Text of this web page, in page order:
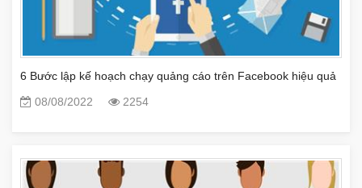
6 Bước lập kế hoạch chạy quảng cáo trên Facebook hiệu quả
08/08/2022
2254